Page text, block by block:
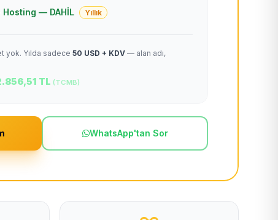
Hosting — DAHİL Yıllık
yok. Yılda sadece 50 USD + KDV — alan adı,
TL (TCMB)
WhatsApp'tan Sor